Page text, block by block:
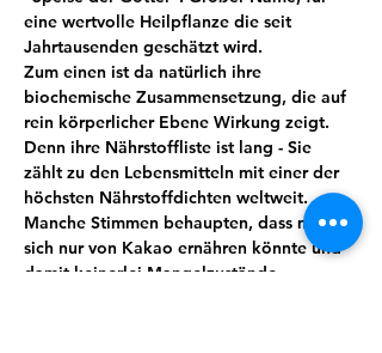
eine wertvolle Heilpflanze die seit
Jahrtausenden geschätzt wird.
Zum einen ist da natürlich ihre
biochemische Zusammensetzung, die auf
rein körperlicher Ebene Wirkung zeigt.
Denn ihre Nährstoffliste ist lang - Sie
zählt zu den Lebensmitteln mit einer der
höchsten Nährstoffdichten weltweit.
Manche Stimmen behaupten, dass man
sich nur von Kakao ernähren könnte und
damit keinerlei Mangelzustände